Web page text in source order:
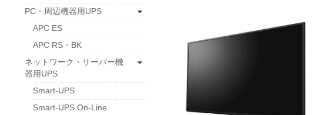
PC・周辺機器用UPS
APC ES
APC RS・BK
ネットワーク・サーバー機
器用UPS
Smart-UPS
Smart-UPS On-Line